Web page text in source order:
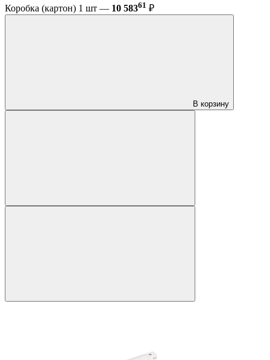
Коробка (картон) 1 шт — 10 58361 ₽
В корзину